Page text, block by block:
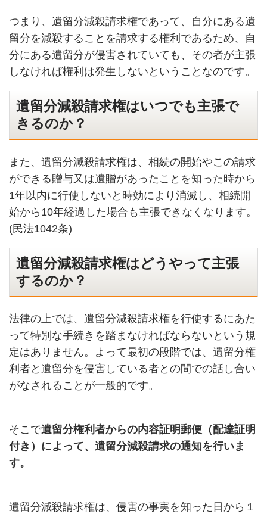
つまり、遺留分減殺請求権であって、自分にある遺
留分を減殺することを請求する権利であるため、自
分にある遺留分が侵害されていても、その者が主張
しなければ権利は発生しないということなのです。
遺留分減殺請求権はいつでも主張で
きるのか？
また、遺留分減殺請求権は、相続の開始やこの請求
ができる贈与又は遺贈があったことを知った時から
1年以内に行使しないと時効により消滅し、相続開
始から 10年経過した場合も主張できなくなります。
(民法1042条)
遺留分減殺請求権はどうやって主張
するのか？
法律の上では、遺留分減殺請求権を行使するにあた
って特別な手続きを踏まなければならないという規
定はありません。よって最初の段階では、遺留分権
利者と遺留分を侵害している者との間での話し合い
がなされることが一般的です。
そこで遺留分権利者からの内容証明郵便（配達証明
付き）によって、遺留分減殺請求の通知を行いま
す。
遺留分減殺請求権は、侵害の事実を知った日から１